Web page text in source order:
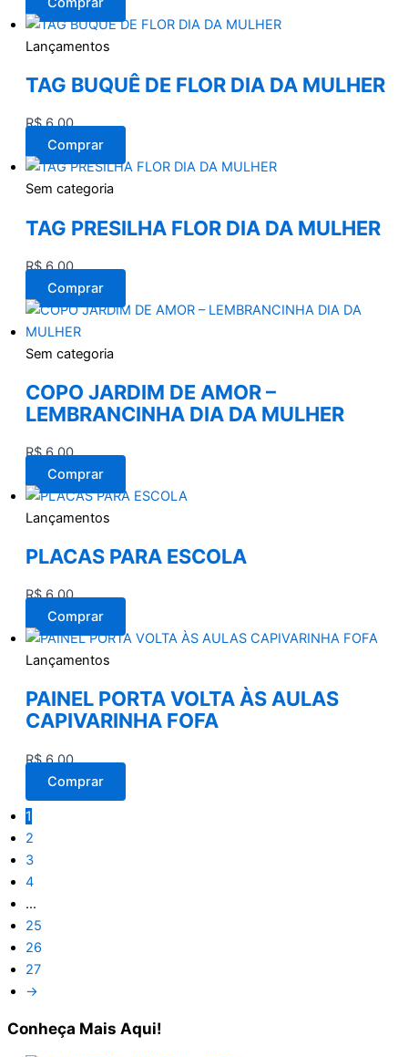
Lançamentos
TAG BUQUÊ DE FLOR DIA DA MULHER
R$6,00
Comprar
Sem categoria
TAG PRESILHA FLOR DIA DA MULHER
R$6,00
Comprar
Sem categoria
COPO JARDIM DE AMOR –
LEMBRANCINHA DIA DA MULHER
R$6,00
Comprar
Lançamentos
PLACAS PARA ESCOLA
R$6,00
Comprar
Lançamentos
PAINEL PORTA VOLTA ÀS AULAS
CAPIVARINHA FOFA
R$6,00
Comprar
1
2
3
4
…
25
26
27
→
Conheça Mais Aqui!